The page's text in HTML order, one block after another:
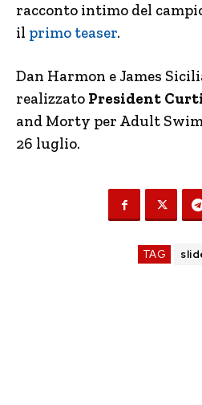
racconto intimo del
il primo teaser.
Dan Harmon e James
realizzato President
and Morty per Adult
26 luglio.
TAG